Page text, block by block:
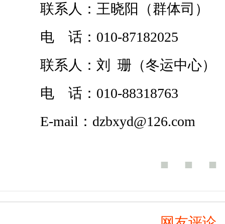
联系人：王晓阳（群体司）
电 话：010-87182025
联系人：刘 珊（冬运中心）
电 话：010-88318763
E-mail：dzbxyd@126.com
■ ■ ■